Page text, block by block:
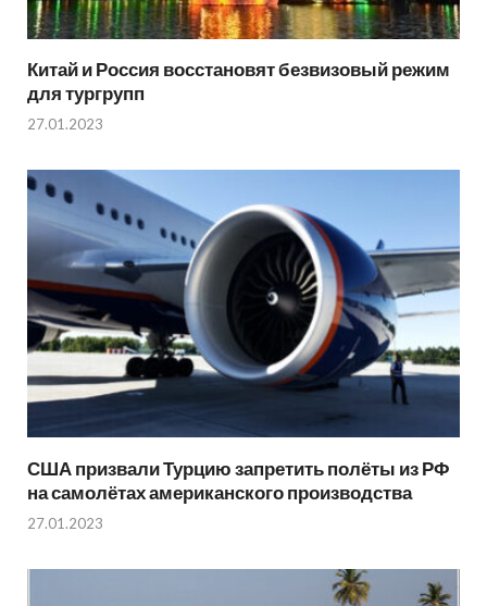
Китай и Россия восстановят безвизовый режим
для тургрупп
27.01.2023
США призвали Турцию запретить полёты из РФ
на самолётах американского производства
27.01.2023